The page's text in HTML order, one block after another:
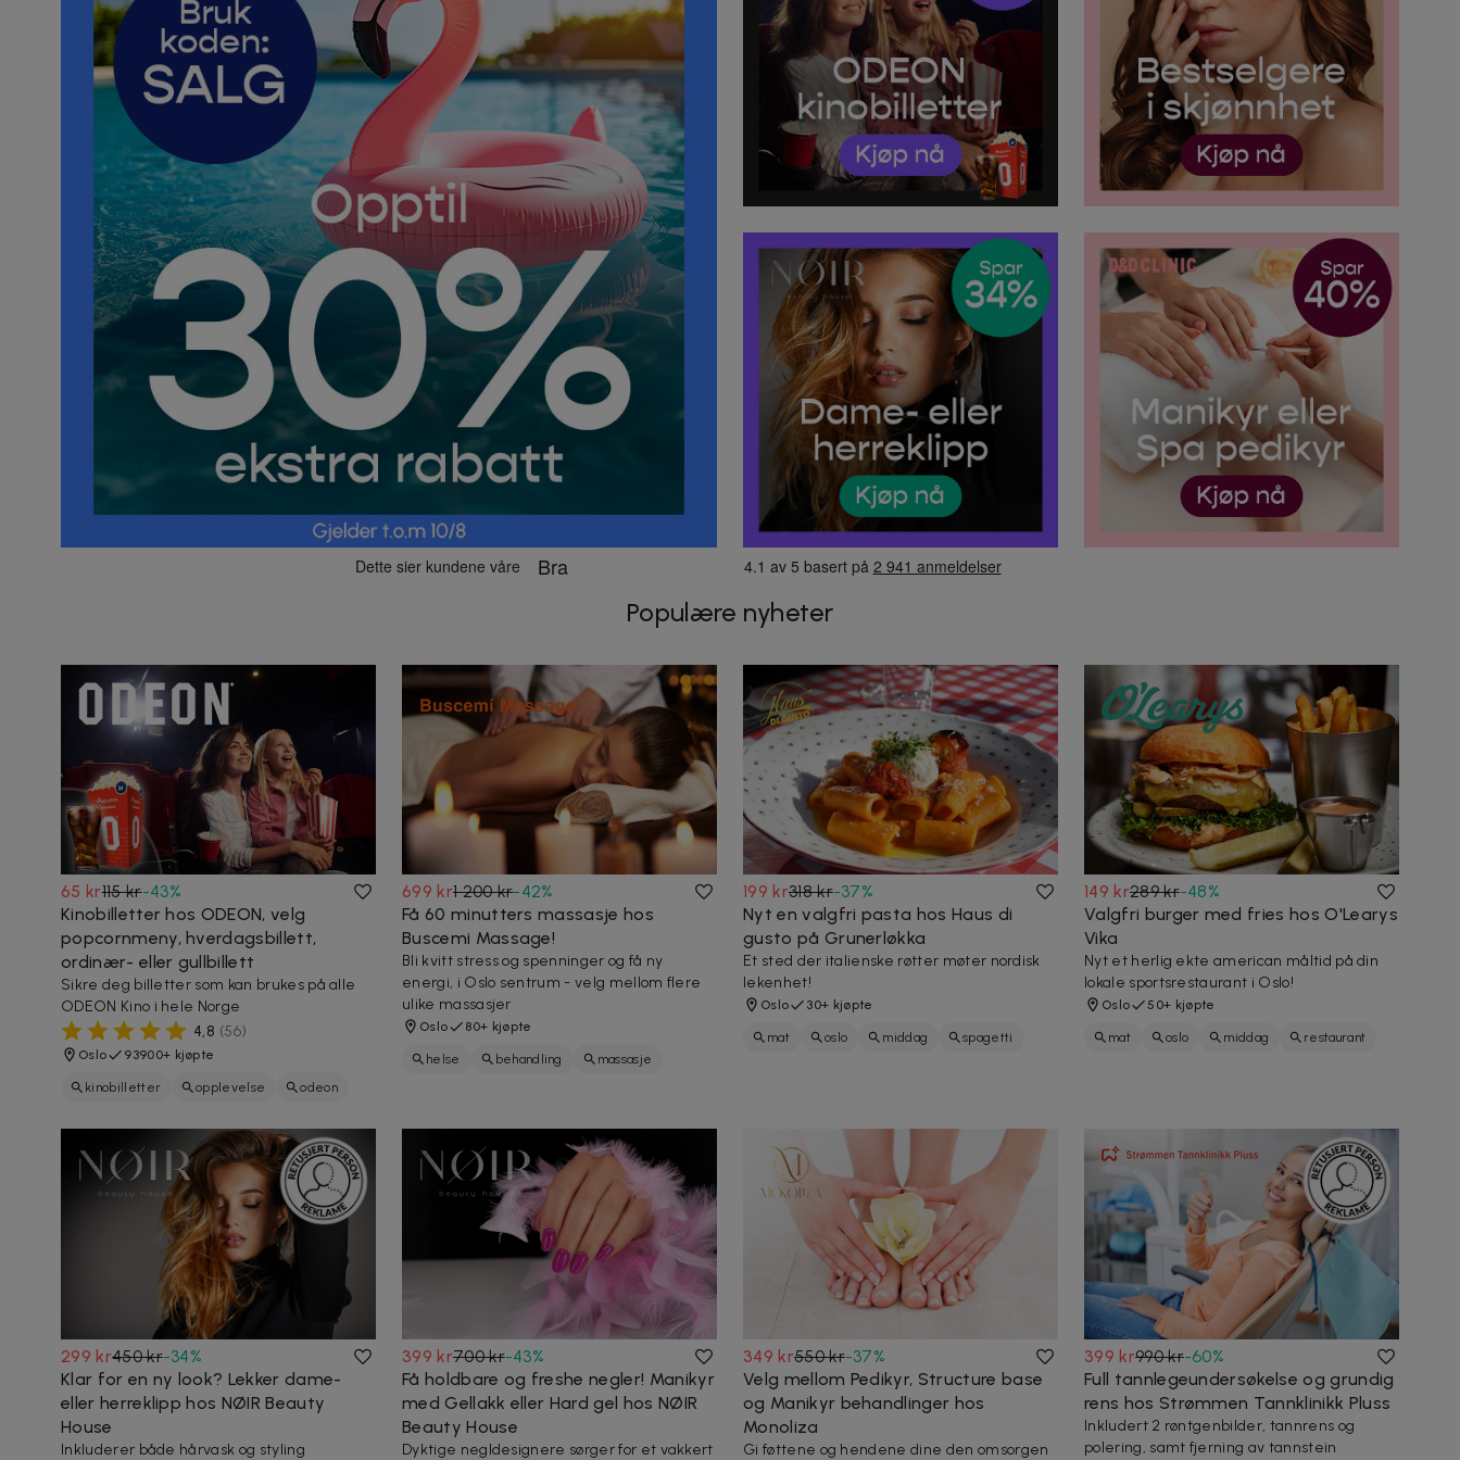
Populære nyheter
65 kr115 kr-43%
Kinobilletter hos ODEON, velg
popcornmeny, hverdagsbillett,
ordinær- eller gullbillett
Sikre deg billetter som kan brukes på alle
ODEON Kino i hele Norge
4,8 (56)
Oslo 93900+ kjøpte
kinobilletter opplevelse
odeon
kino
699 kr1 200 kr-42%
Få 60 minutters massasje hos
Buscemi Massage!
Bli kvitt stress og spenninger og få ny
energi, i Oslo sentrum - velg mellom flere
ulike massasjer
Oslo 80+ kjøpte
helse behandling
massasje
199 kr318 kr-37%
Nyt en valgfri pasta hos Haus di
gusto på Grunerløkka
Et sted der italienske røtter møter nordisk
lekenhet!
Oslo 30+ kjøpte
mat oslo middag
spagetti
149 kr289 kr-48%
Valgfri burger med fries hos O'Learys
Vika
Nyt et herlig ekte american måltid på din
lokale sportsrestaurant i Oslo!
Oslo 50+ kjøpte
mat oslo middag
restaurant
299 kr450 kr-34%
Klar for en ny look? Lekker dame-
eller herreklipp hos NØIR Beauty
House
Inkluderer både hårvask og styling
399 kr700 kr-43%
Få holdbare og freshe negler! Manikyr
med Gellakk eller Hard gel hos NØIR
Beauty House
Dyktige negldesignere sørger for et vakkert
349 kr550 kr-37%
Velg mellom Pedikyr, Structure base
og Manikyr behandlinger hos
Monoliza
Gi føttene og hendene dine den omsorgen
399 kr990 kr-60%
Full tannlegeundersøkelse og grundig
rens hos Strømmen Tannklinikk Pluss
Inkludert 2 røntgenbilder, tannrens og
polering, samt fjerning av tannstein